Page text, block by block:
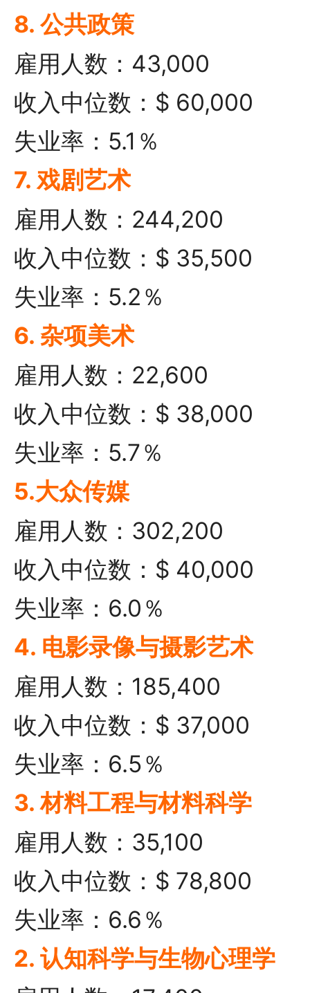
8. 公共政策
雇用人数：43,000
收入中位数：$ 60,000
失业率：5.1％
7. 戏剧艺术
雇用人数：244,200
收入中位数：$ 35,500
失业率：5.2％
6. 杂项美术
雇用人数：22,600
收入中位数：$ 38,000
失业率：5.7％
5.大众传媒
雇用人数：302,200
收入中位数：$ 40,000
失业率：6.0％
4. 电影录像与摄影艺术
雇用人数：185,400
收入中位数：$ 37,000
失业率：6.5％
3. 材料工程与材料科学
雇用人数：35,100
收入中位数：$ 78,800
失业率：6.6％
2. 认知科学与生物心理学